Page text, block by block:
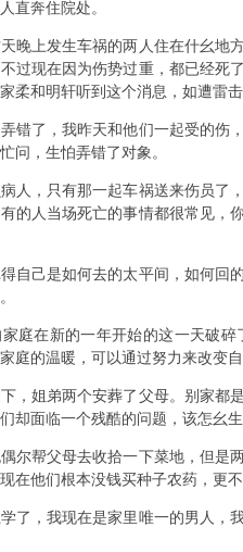
直奔住院处。
天晚上发生车祸的两人住在什幺
过现在因为伤势过重，都已经死
柔和明轩听到这个消息，如遭雷击
弄错了，我昨天和他们一起受的
问，生怕弄错了对象。
病人，只有那一起车祸送来伤员
的人当场死亡的事情都很常见，
自己是如何去的太平间，如何回
庭在新的一年开始的这一天破
庭的温暖，可以通过努力来改变
，姐弟两个安葬了父母。别家都
却面临一个残酷的问题，该怎幺
尔帮父母去收拾一下菜地，但是
在他们根本没钱买种子农药，更
学了，我现在是家里唯一的男人